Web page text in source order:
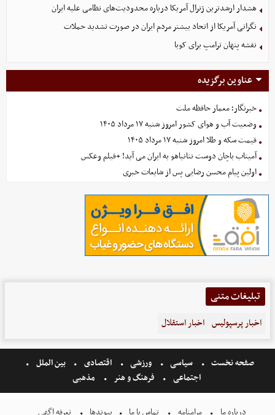
هشدار ارشدترین ژنرال آمریکا درباره محدودیت‌های نظامی علیه ایران
نگرانی آمریکا از اتحاد بیشتر مردم ایران در صورت تشدید حملات
نقشه پنهان ترامپ برای کوبا
عناوین برگزیده
خبرنگار؛ معمار حافظه ملت
وضعیت آب و هوای کشور امروز شنبه ۱۷ مرداد ۱۴۰۵
قیمت سکه و طلا امروز شنبه ۱۷ مرداد ۱۴۰۵
آمیتاب باچان دوست نتانیاهو به ایران می آید! +فیلم وعکس
اولین پیام محسن رضایی پس از شایعات خبری
تبلیغات متنی
اخبار پرسپولیس اخبار استقلال
صفحه نخست سیاسی ورزشی اقتصادی
بین الملل
اجتماعی
فرهنگ و هنر مذهبی